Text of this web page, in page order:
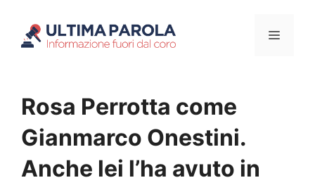
Menu
Rosa Perrotta come
Gianmarco Onestini.
Anche lei l’ha avuto in